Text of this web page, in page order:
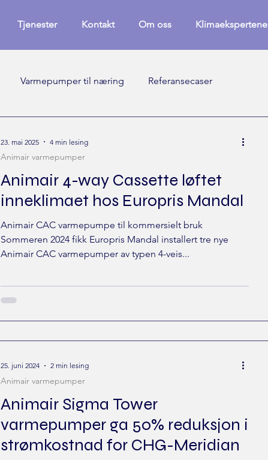
Tjenester Kontakt Om oss Klimaekspertene
Varmepumper til næring Referansecaser
Animair 4-way Cassette løftet
inneklimaet hos Europris Mandal
Animair CAC varmepumpe til kommersielt bruk
Sommeren 2024 fikk Europris Mandal installert tre nye
Animair CAC varmepumper av typen 4-veis...
Animair varmepumper
23. mai 2025 4 min lesing
Animair Sigma Tower
varmepumper ga 50% reduksjon i
strømkostnad for CHG-Meridian
Animair varmepumper
25. juni 2024 2 min lesing